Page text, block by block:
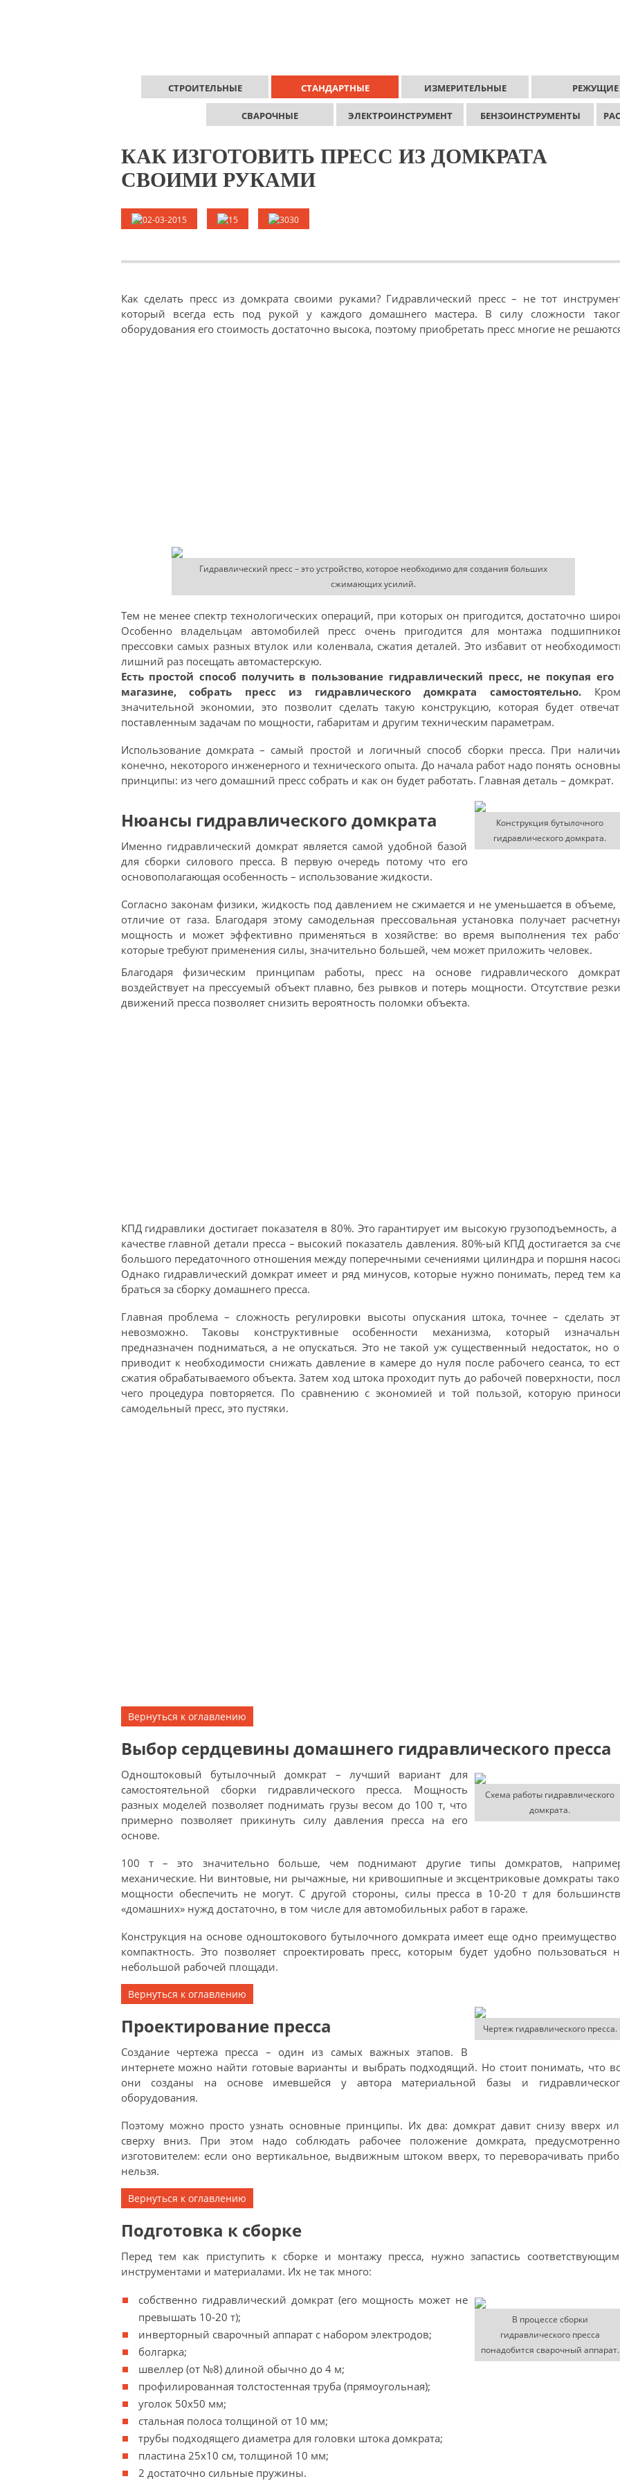
СТРОИТЕЛЬНЫЕ СТАНДАРТНЫЕ ИЗМЕРИТЕЛЬНЫЕ РЕЖУЩИЕ
СВАРОЧНЫЕ ЭЛЕКТРОИНСТРУМЕНТ БЕНЗОИНСТРУМЕНТЫ
КАК ИЗГОТОВИТЬ ПРЕСС ИЗ ДОМКРАТА
СВОИМИ РУКАМИ
02-03-2015 15 3030
Как сделать пресс из домкрата своими руками? Гидравлический пресс – не тот
который всегда есть под рукой у каждого домашнего мастера. В силу сложности
оборудования его стоимость достаточно высока, поэтому приобретать пресс многие не
Гидравлический пресс – это устройство, которое необходимо для создания больших
сжимающих усилий.
Тем не менее спектр технологических операций, при которых он пригодится, достаточно
Особенно владельцам автомобилей пресс очень пригодится для монтажа
прессовки самых разных втулок или коленвала, сжатия деталей. Это избавит от
лишний раз посещать автомастерскую.
Есть простой способ получить в пользование гидравлический пресс, не покупая его
магазине, собрать пресс из гидравлического домкрата самостоятельно.
значительной экономии, это позволит сделать такую конструкцию, которая будет
поставленным задачам по мощности, габаритам и другим техническим параметрам.
Использование домкрата – самый простой и логичный способ сборки пресса. При
конечно, некоторого инженерного и технического опыта. До начала работ надо понять
принципы: из чего домашний пресс собрать и как он будет работать. Главная деталь – домкрат.
Нюансы гидравлического домкрата
Конструкция бутылочного
гидравлического домкрата.
Именно гидравлический домкрат является самой удобной базой
для сборки силового пресса. В первую очередь потому что его
основополагающая особенность – использование жидкости.
Согласно законам физики, жидкость под давлением не сжимается и не уменьшается в объеме,
отличие от газа. Благодаря этому самодельная прессовальная установка получает
мощность и может эффективно применяться в хозяйстве: во время выполнения тех
которые требуют применения силы, значительно большей, чем может приложить человек.
Благодаря физическим принципам работы, пресс на основе гидравлического
воздействует на прессуемый объект плавно, без рывков и потерь мощности. Отсутствие
движений пресса позволяет снизить вероятность поломки объекта.
КПД гидравлики достигает показателя в 80%. Это гарантирует им высокую грузоподъемность, а
качестве главной детали пресса – высокий показатель давления. 80%-ый КПД достигается за
большого передаточного отношения между поперечными сечениями цилиндра и поршня
Однако гидравлический домкрат имеет и ряд минусов, которые нужно понимать, перед тем
браться за сборку домашнего пресса.
Главная проблема – сложность регулировки высоты опускания штока, точнее – сделать
невозможно. Таковы конструктивные особенности механизма, который
предназначен подниматься, а не опускаться. Это не такой уж существенный недостаток, но
приводит к необходимости снижать давление в камере до нуля после рабочего сеанса, то
сжатия обрабатываемого объекта. Затем ход штока проходит путь до рабочей поверхности,
чего процедура повторяется. По сравнению с экономией и той пользой, которую
самодельный пресс, это пустяки.
Вернуться к оглавлению
Выбор сердцевины домашнего гидравлического пресса
Схема работы гидравлического
домкрата.
Одноштоковый бутылочный домкрат – лучший вариант для
самостоятельной сборки гидравлического пресса. Мощность
разных моделей позволяет поднимать грузы весом до 100 т, что
примерно позволяет прикинуть силу давления пресса на его
основе.
100 т – это значительно больше, чем поднимают другие типы домкратов,
механические. Ни винтовые, ни рычажные, ни кривошипные и эксцентриковые домкраты
мощности обеспечить не могут. С другой стороны, силы пресса в 10-20 т для
«домашних» нужд достаточно, в том числе для автомобильных работ в гараже.
Конструкция на основе одноштокового бутылочного домкрата имеет еще одно преимущество
компактность. Это позволяет спроектировать пресс, которым будет удобно пользоваться
небольшой рабочей площади.
Вернуться к оглавлению
Проектирование пресса Чертеж гидравлического пресса.
Создание чертежа пресса – один из самых важных этапов. В
интернете можно найти готовые варианты и выбрать подходящий. Но стоит понимать, что
они созданы на основе имевшейся у автора материальной базы и
оборудования.
Поэтому можно просто узнать основные принципы. Их два: домкрат давит снизу вверх
сверху вниз. При этом надо соблюдать рабочее положение домкрата,
изготовителем: если оно вертикальное, выдвижным штоком вверх, то переворачивать
нельзя.
Вернуться к оглавлению
Подготовка к сборке
Перед тем как приступить к сборке и монтажу пресса, нужно запастись
инструментами и материалами. Их не так много:
В процессе сборки
гидравлического пресса
понадобится сварочный аппарат.
собственно гидравлический домкрат (его мощность может не
превышать 10-20 т);
инверторный сварочный аппарат с набором электродов;
болгарка;
швеллер (от №8) длиной обычно до 4 м;
профилированная толстостенная труба (прямоугольная);
уголок 50х50 мм;
стальная полоса толщиной от 10 мм;
трубы подходящего диаметра для головки штока домкрата;
пластина 25х10 см, толщиной 10 мм;
2 достаточно сильные пружины.